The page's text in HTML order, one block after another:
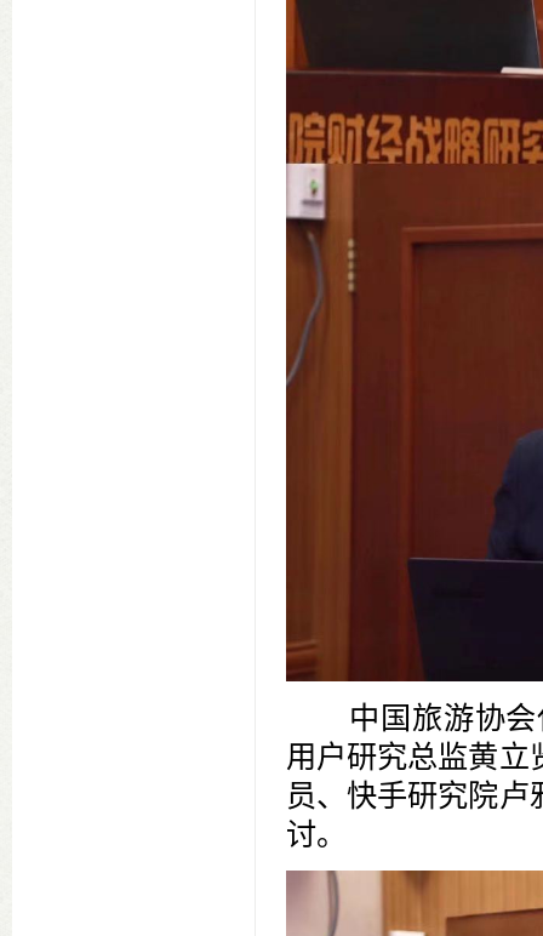
中国旅游协
用户研究总监黄立
员、快手研究院
讨。